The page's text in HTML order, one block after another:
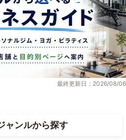
最終更新日：2026/08/06
ャンルから探す